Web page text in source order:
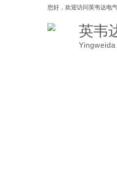
您好，欢迎访问英韦达电
英韦